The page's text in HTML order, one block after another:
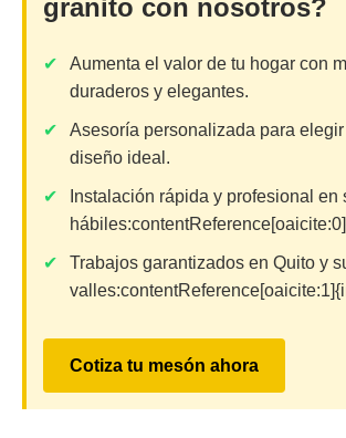
granito con nosotros?
Aumenta el valor de tu hogar con
duraderos y elegantes.
Asesoría personalizada para elegir
diseño ideal.
Instalación rápida y profesional en
Trabajos garantizados en Quito y
Cotiza tu mesón ahora